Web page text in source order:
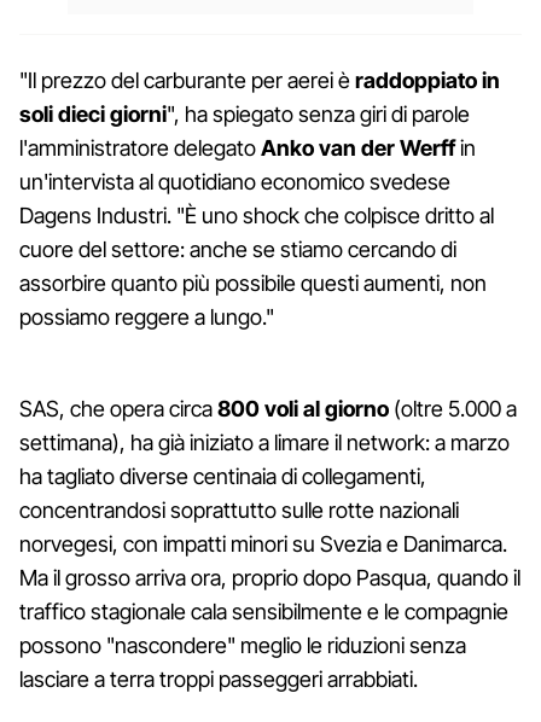
"Il prezzo del carburante per aerei èraddoppiato in
soli dieci giorni", ha spiegato senza giri di parole
l'amministratore delegatoAnko van der Werffin
un'intervista al quotidiano economico svedese
Dagens Industri. "È uno shock che colpisce dritto al
cuore del settore: anche se stiamo cercando di
assorbire quanto più possibile questi aumenti, non
possiamo reggere a lungo."
SAS, che opera circa800 voli al giorno (oltre 5.000 a
settimana), ha già iniziato a limare il network: a marzo
ha tagliato diverse centinaia di collegamenti,
concentrandosi soprattutto sulle rotte nazionali
norvegesi, con impatti minori su Svezia e Danimarca.
Ma il grosso arriva ora, proprio dopo Pasqua, quando il
traffico stagionale cala sensibilmente e le compagnie
possono "nascondere" meglio le riduzioni senza
lasciare a terra troppi passeggeri arrabbiati.